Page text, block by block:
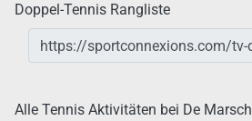
Doppel-Tennis Rangliste
Alle Tennis Aktivitäten bei De Marsch